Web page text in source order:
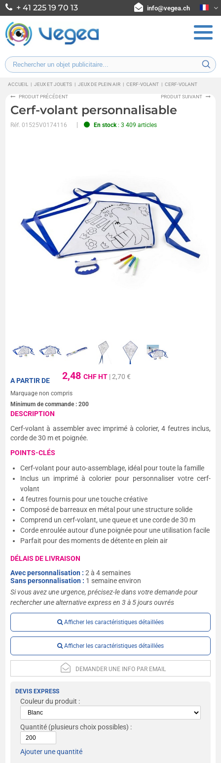
+ 41 225 19 70 13 info@vegea.ch
ACCUEIL | JEUX ET JOUETS | JEUX DE PLEIN AIR | CERF-VOLANT | CERF-VOLANT
PRODUIT PRÉCÉDENT PRODUIT SUIVANT
Cerf-volant personnalisable
Réf.01525V0174116 En stock: 3 409 articles
2,48CHF HT | 2,70 €
A PARTIR DE
Marquage non compris
Minimum de commande :200
DESCRIPTION
Cerf-volant à assembler avec imprimé à colorier, 4 feutres inclus,
corde de 30 m et poignée.
POINTS-CLÉS
Cerf-volant pour auto-assemblage, idéal pour toute la famille
Inclus un imprimé à colorier pour personnaliser votre cerf-
volant
4 feutres fournis pour une touche créative
Composé de barreaux en métal pour une structure solide
Comprend un cerf-volant, une queue et une corde de 30 m
Corde enroulée autour d'une poignée pour une utilisation facile
Parfait pour des moments de détente en plein air
DÉLAIS DE LIVRAISON
Avec personnalisation :2 à 4 semaines
Sans personnalisation : 1 semaine environ
Si vous avez une urgence, précisez-le dans votre demande pour
rechercher une alternative express en 3 à 5 jours ouvrés
Afficher les caractéristiques détaillées
Afficher les caractéristiques détaillées
DEMANDER UNE INFO PAR EMAIL
DEVIS EXPRESS
Couleur du produit :
Quantité (plusieurs choix possibles) :
Ajouter une quantité